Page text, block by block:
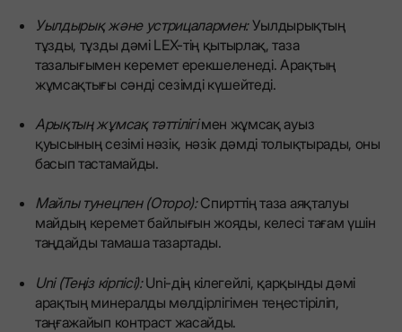
Уылдырық және устрицалармен:Уылдырықтың
тұзды, тұзды дәмі LEX-тің қытырлақ, таза
тазалығымен керемет ерекшеленеді. Арақтың
жұмсақтығы сәнді сезімді күшейтеді.
Арықтың жұмсақ тәттілігімен жұмсақ ауыз
қуысының сезімі нәзік, нәзік дәмді толықтырады, оны
басып тастамайды.
Майлы тунецпен (Оторо):Спирттің таза аяқталуы
майдың керемет байлығын жояды, келесі тағам үшін
таңдайды тамаша тазартады.
Uni (Теңіз кірпісі):Uni-дің кілегейлі, қарқынды дәмі
арақтың минералды мөлдірлігімен теңестіріліп,
таңғажайып контраст жасайды.